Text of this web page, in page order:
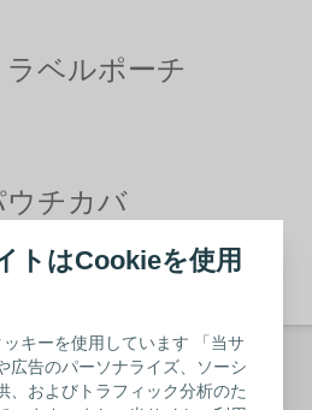
トはCookieを使用
キーを使用しています 「当サ
広告のパーソナライズ、ソーシ
、およびトラフィック分析のた
ラベルポーチ
ウチカバ
」登録フォーム